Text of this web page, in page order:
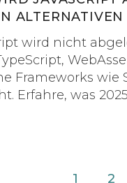
wird nicht
Frameworks wie
Erfahre, was
1 2